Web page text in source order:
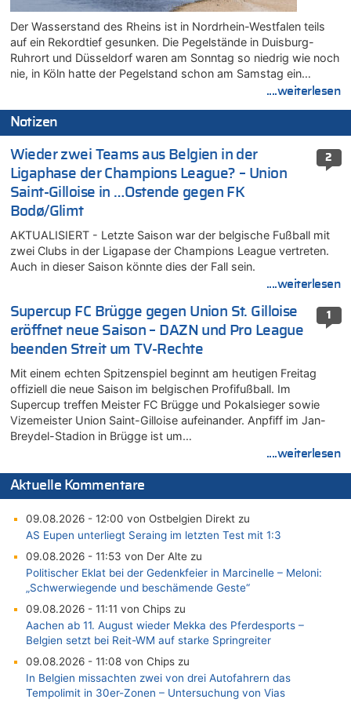
Der Wasserstand des Rheins ist in Nordrhein-Westfalen teils
auf ein Rekordtief gesunken. Die Pegelstände in Duisburg-
Ruhrort und Düsseldorf waren am Sonntag so niedrig wie noch
nie, in Köln hatte der Pegelstand schon am Samstag ein…
....weiterlesen
Notizen
2
Wieder zwei Teams aus Belgien in der
Ligaphase der Champions League? – Union
Saint-Gilloise in …Ostende gegen FK
Bodø/Glimt
AKTUALISIERT - Letzte Saison war der belgische Fußball mit
zwei Clubs in der Ligapase der Champions League vertreten.
Auch in dieser Saison könnte dies der Fall sein.
....weiterlesen
1
Supercup FC Brügge gegen Union St. Gilloise
eröffnet neue Saison – DAZN und Pro League
beenden Streit um TV-Rechte
Mit einem echten Spitzenspiel beginnt am heutigen Freitag
offiziell die neue Saison im belgischen Profifußball. Im
Supercup treffen Meister FC Brügge und Pokalsieger sowie
Vizemeister Union Saint-Gilloise aufeinander. Anpfiff im Jan-
Breydel-Stadion in Brügge ist um…
....weiterlesen
Aktuelle Kommentare
09.08.2026 - 12:00 von Ostbelgien Direkt zu
AS Eupen unterliegt Seraing im letzten Test mit 1:3
09.08.2026 - 11:53 von Der Alte zu
Politischer Eklat bei der Gedenkfeier in Marcinelle – Meloni:
„Schwerwiegende und beschämende Geste“
09.08.2026 - 11:11 von Chips zu
Aachen ab 11. August wieder Mekka des Pferdesports –
Belgien setzt bei Reit-WM auf starke Springreiter
09.08.2026 - 11:08 von Chips zu
In Belgien missachten zwei von drei Autofahrern das
Tempolimit in 30er-Zonen – Untersuchung von Vias